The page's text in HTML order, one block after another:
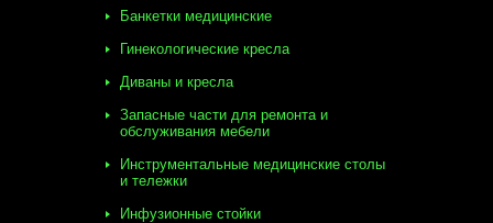
Банкетки медицинские
Гинекологические кресла
Диваны и кресла
Запасные части для ремонта и
обслуживания мебели
Инструментальные медицинские столы
и тележки
Инфузионные стойки